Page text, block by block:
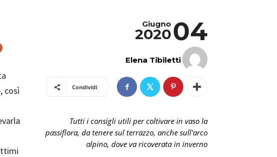
così
04
Giugno
2020
Elena Tibiletti
Condividi
Tutti i consigli utili per coltivare in vaso la
passiflora, da tenere sul terrazzo, anche sull'arco
alpino, dove va ricoverata in inverno